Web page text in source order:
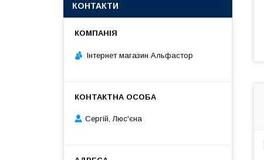
КОНТАКТИ
Інтернет магазин Альфастор
Сергій, Люс'єна